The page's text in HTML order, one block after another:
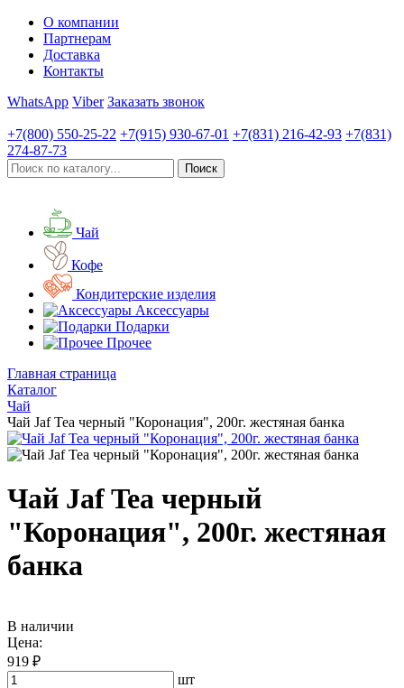
О компании
Партнерам
Доставка
Контакты
WhatsApp Viber Заказать звонок
+7(800) 550-25-22 +7(915) 930-67-01 +7(831) 216-42-93 +7(831)
274-87-73
Чай
Кофе
Кондитерские изделия
Аксессуары
Подарки
Прочее
Главная страница
Каталог
Чай
Чай Jaf Tea черный "Коронация", 200г. жестяная банка
Чай Jaf Tea черный
"Коронация", 200г. жестяная
банка
В наличии
Цена:
919 ₽
шт